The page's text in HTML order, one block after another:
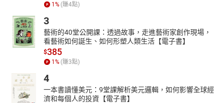
1% (賺4點)
3
藝術的40堂公開課：透過故事，走進藝術家創作現場，
看藝術如何誕生、如何形塑人類生活【電子書】
$385
1% (賺3點)
4
一本書讀懂美元：9堂課解析美元邏輯，如何影響全球經
濟和每個人的投資【電子書】